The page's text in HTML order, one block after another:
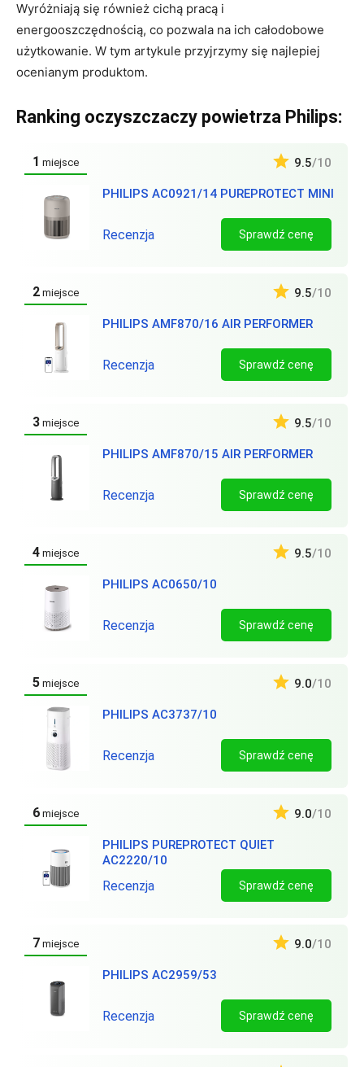
Wyróżniają się również cichą pracą i
energooszczędnością, co pozwala na ich całodobowe
użytkowanie. W tym artykule przyjrzymy się najlepiej
ocenianym produktom.
Ranking oczyszczaczy powietrza Philips:
1 miejsce
PHILIPS AC0921/14 PUREPROTECT MINI
9.5/10
Recenzja Sprawdź cenę
2 miejsce
PHILIPS AMF870/16 AIR PERFORMER
9.5/10
Recenzja Sprawdź cenę
3 miejsce
PHILIPS AMF870/15 AIR PERFORMER
9.5/10
Recenzja Sprawdź cenę
4 miejsce
PHILIPS AC0650/10
9.5/10
Recenzja Sprawdź cenę
5 miejsce
PHILIPS AC3737/10
9.0/10
Recenzja Sprawdź cenę
6 miejsce
PHILIPS PUREPROTECT QUIET
AC2220/10
9.0/10
Recenzja Sprawdź cenę
7 miejsce
PHILIPS AC2959/53
9.0/10
Recenzja Sprawdź cenę